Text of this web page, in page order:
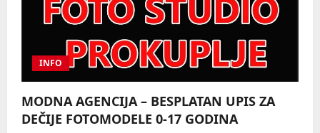
INFO
MODNA AGENCIJA – BESPLATAN UPIS ZA
DEČIJE FOTOMODELE 0-17 GODINA